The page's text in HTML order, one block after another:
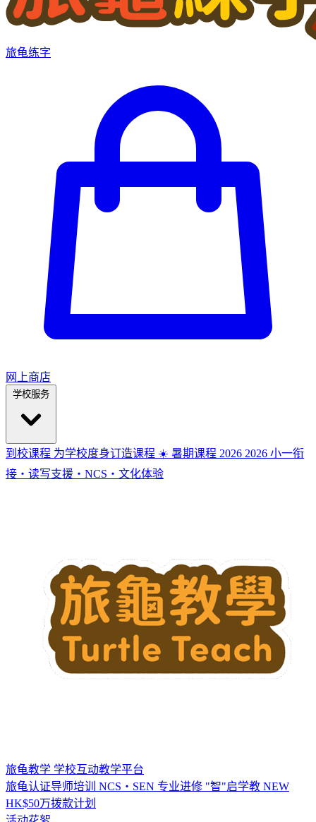
旅龟练字
网上商店
学校服务
到校课程 为学校度身订造课程 ☀️ 暑期课程 2026 2026 小一衔
接・读写支援・NCS・文化体验
旅龟教学 学校互动教学平台
旅龟认证导师培训
NCS・SEN 专业进修 "智"启学教 NEW
HK$50万拨款计划